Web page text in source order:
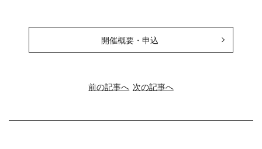
開催概要・申込
前の記事へ 次の記事へ